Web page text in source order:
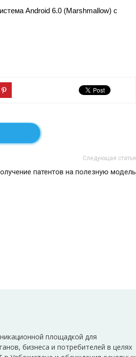
Android 6.0 (Marshmallow) с
Следующая статья
патентов на полезную модель
площадкой для
бизнеса и потребителей в целях